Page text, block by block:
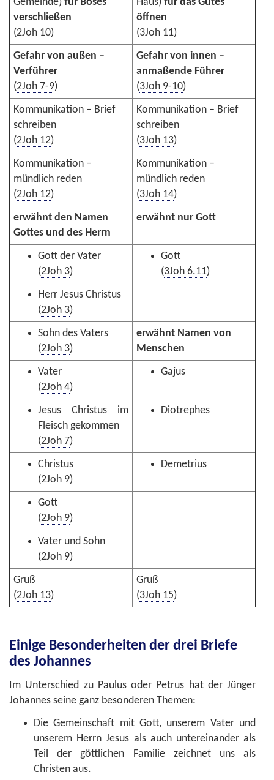
verschließen
(2Joh 10)
öffnen
(3Joh 11)
Gefahr von außen –
Verführer
(2Joh 7-9)
Gefahr von innen –
anmaßende Führer
(3Joh 9-10)
Kommunikation – Brief
schreiben
(2Joh 12)
Kommunikation – Brief
schreiben
(3Joh 13)
Kommunikation –
mündlich reden
(2Joh 12)
Kommunikation –
mündlich reden
(3Joh 14)
erwähnt den Namen
Gottes und des Herrn
erwähnt nur Gott
Gott der Vater
(2Joh 3)
Gott
(3Joh 6.11)
Herr Jesus Christus
(2Joh 3)
Sohn des Vaters
(2Joh 3)
erwähnt Namen von
Menschen
Vater
(2Joh 4)
Gajus
Jesus Christus im
Fleisch gekommen
(2Joh 7)
Diotrephes
Christus
(2Joh 9)
Demetrius
Gott
(2Joh 9)
Vater und Sohn
(2Joh 9)
Gruß
(2Joh 13)
Gruß
(3Joh 15)
Einige Besonderheiten der drei Briefe
des Johannes
Im Unterschied zu Paulus oder Petrus hat der Jünger
Johannes seine ganz besonderen Themen:
Die Gemeinschaft mit Gott, unserem Vater und
unserem Herrn Jesus als auch untereinander als
Teil der göttlichen Familie zeichnet uns als
Christen aus.